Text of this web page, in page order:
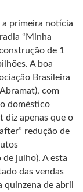
primeira notícia
“Minha
de 1
A boa
Brasileira
com
doméstico
diz apenas que o
redução de
julho). A esta
das vendas
quinzena de abril